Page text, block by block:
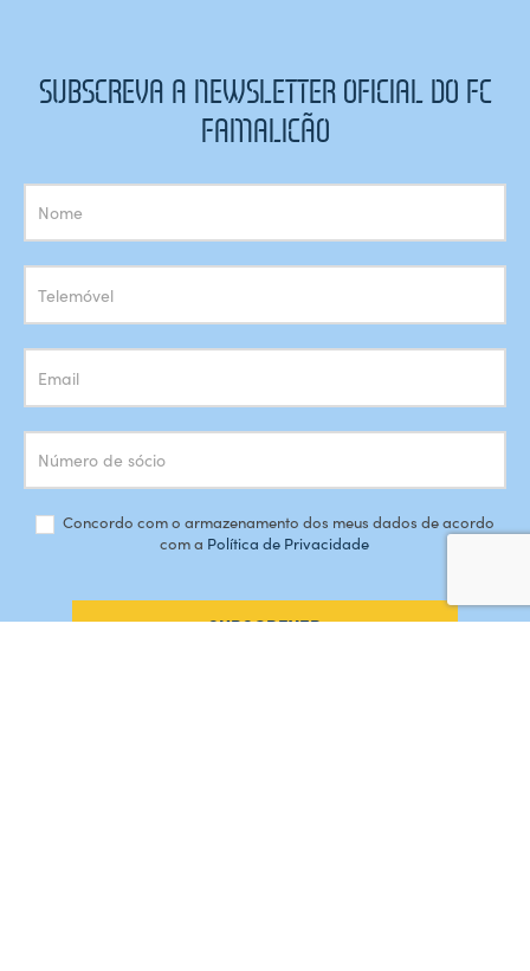
SUBSCREVA A NEWSLETTER OFICIAL DO FC
FAMALICÃO
Subscrição
Newsletter
Concordo com o armazenamento dos meus dados de acordo
com a Política de Privacidade
SUBSCREVER